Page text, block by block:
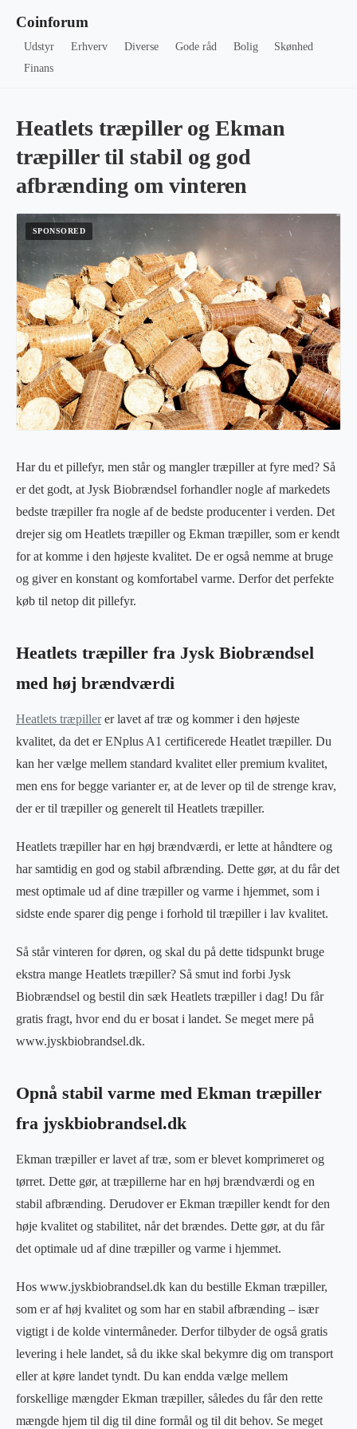
Coinforum
Udstyr Erhverv Diverse Gode råd Bolig
Skønhed
Finans
Heatlets træpiller og Ekman
træpiller til stabil og god
afbrænding om vinteren
Har du et pillefyr, men står og mangler træpiller at fyre med? Så
er det godt, at Jysk Biobrændsel forhandler nogle af markedets
bedste træpiller fra nogle af de bedste producenter i verden. Det
drejer sig om Heatlets træpiller og Ekman træpiller, som er kendt
for at komme i den højeste kvalitet. De er også nemme at bruge
og giver en konstant og komfortabel varme. Derfor det perfekte
køb til netop dit pillefyr.
Heatlets træpiller fra Jysk Biobrændsel
med høj brændværdi
Heatlets træpillerer lavet af træ og kommer i den højeste
kvalitet, da det er ENplus A1 certificerede Heatlet træpiller. Du
kan her vælge mellem standard kvalitet eller premium kvalitet,
men ens for begge varianter er, at de lever op til de strenge krav,
der er til træpiller og generelt til Heatlets træpiller.
Heatlets træpiller har en høj brændværdi, er lette at håndtere og
har samtidig en god og stabil afbrænding. Dette gør, at du får det
mest optimale ud af dine træpiller og varme i hjemmet, som i
sidste ende sparer dig penge i forhold til træpiller i lav kvalitet.
Så står vinteren for døren, og skal du på dette tidspunkt bruge
ekstra mange Heatlets træpiller? Så smut ind forbi Jysk
Biobrændsel og bestil din sæk Heatlets træpiller i dag! Du får
gratis fragt, hvor end du er bosat i landet. Se meget mere på
www.jyskbiobrandsel.dk.
Opnå stabil varme med Ekman træpiller
fra jyskbiobrandsel.dk
Ekman træpiller er lavet af træ, som er blevet komprimeret og
tørret. Dette gør, at træpillerne har en høj brændværdi og en
stabil afbrænding. Derudover er Ekman træpiller kendt for den
høje kvalitet og stabilitet, når det brændes. Dette gør, at du får
det optimale ud af dine træpiller og varme i hjemmet.
Hos www.jyskbiobrandsel.dk kan du bestille Ekman træpiller,
som er af høj kvalitet og som har en stabil afbrænding – især
vigtigt i de kolde vintermåneder. Derfor tilbyder de også gratis
levering i hele landet, så du ikke skal bekymre dig om transport
eller at køre landet tyndt. Du kan endda vælge mellem
forskellige mængder Ekman træpiller, således du får den rette
mængde hjem til dig til dine formål og til dit behov. Se meget